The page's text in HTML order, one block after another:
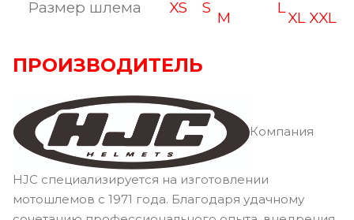
Размер шлема
XS S
M
L
XL XXL
ПРОИЗВОДИТЕЛЬ
Компания
HJC специализируется на изготовлении
мотошлемов с 1971 года. Благодаря удачному